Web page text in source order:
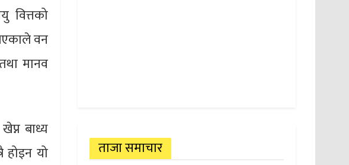
वित्तको
वन
मानव
बाध्य
होइन यो
ताजा समाचार